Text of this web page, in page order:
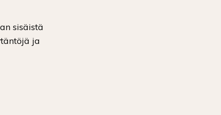
sisäistä
ja